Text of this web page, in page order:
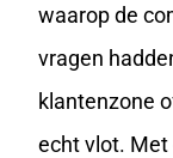
waarop de
vragen
klantenzone
echt vlot. Met